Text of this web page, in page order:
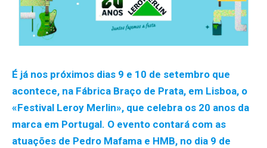
É já nos próximos dias 9 e 10 de setembro que
acontece, na Fábrica Braço de Prata, em Lisboa, o
«Festival Leroy Merlin», que celebra os 20 anos da
marca em Portugal. O evento contará com as
atuações de Pedro Mafama e HMB, no dia 9 de